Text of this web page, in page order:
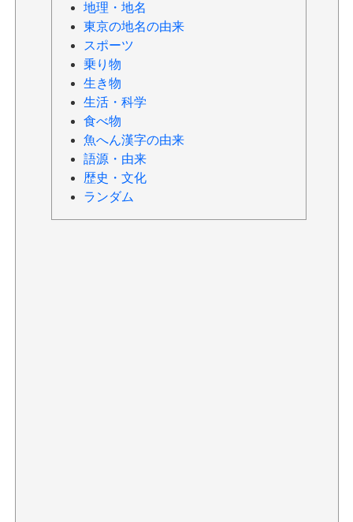
地理・地名
東京の地名の由来
スポーツ
乗り物
生き物
生活・科学
食べ物
魚へん漢字の由来
語源・由来
歴史・文化
ランダム